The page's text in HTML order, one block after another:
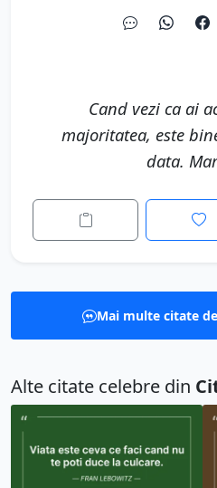
Cand vezi ca ai
majoritatea, este
data.
Mai multe citate
Alte citate celebre din